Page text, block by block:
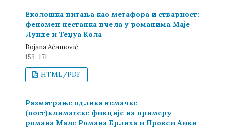
Еколошка питања као метафора и стварност:
феномен нестанка пчела у романима Маје
Лунде и Теџуа Кола
Bojana Aćamović
153–171
HTML/PDF
Разматрање одлика немачке
(пост)климатске фикције на примеру
романа Мале Романа Ерлиха и Прокси Аики